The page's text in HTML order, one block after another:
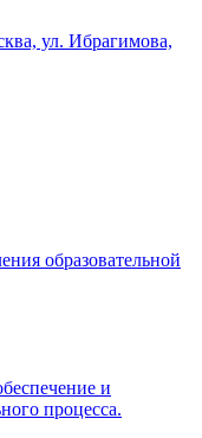
ул. Ибрагимова,
образовательной
и
процесса.